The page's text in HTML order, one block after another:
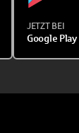
JETZT BEI
Google Play